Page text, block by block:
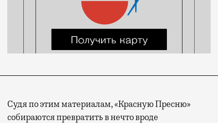
Судя по этим материалам, «Красную Пресню»
собираются превратить в нечто вроде